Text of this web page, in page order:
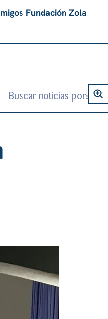
Fundación Zola
Buscar noticias por: